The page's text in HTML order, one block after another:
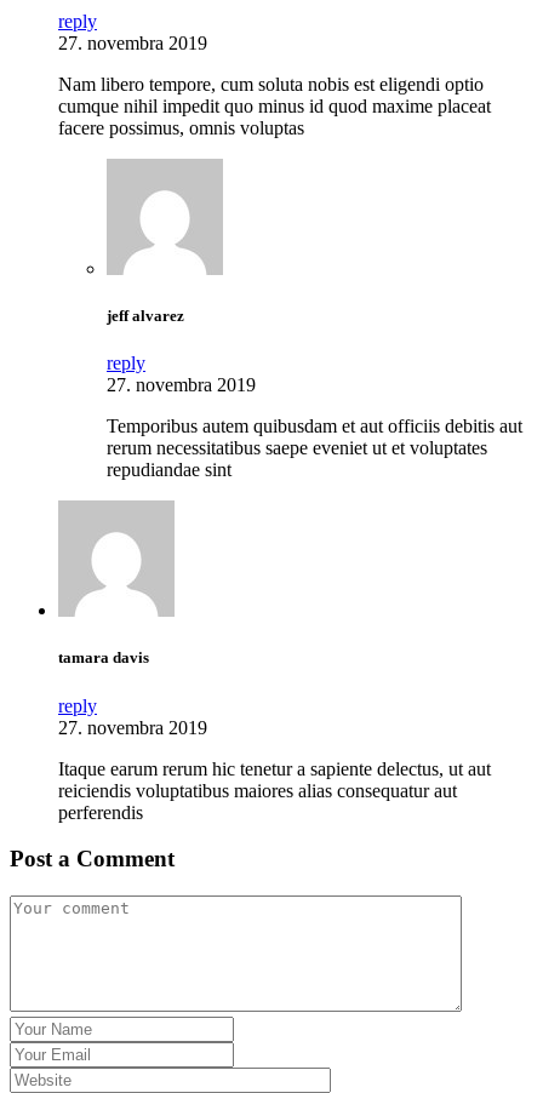
reply
27. novembra 2019
Nam libero tempore, cum soluta nobis est eligendi optio
cumque nihil impedit quo minus id quod maxime placeat
facere possimus, omnis voluptas
jeff alvarez
reply
27. novembra 2019
Temporibus autem quibusdam et aut officiis debitis aut
rerum necessitatibus saepe eveniet ut et voluptates
repudiandae sint
tamara davis
reply
27. novembra 2019
Itaque earum rerum hic tenetur a sapiente delectus, ut aut
reiciendis voluptatibus maiores alias consequatur aut
perferendis
Post a Comment